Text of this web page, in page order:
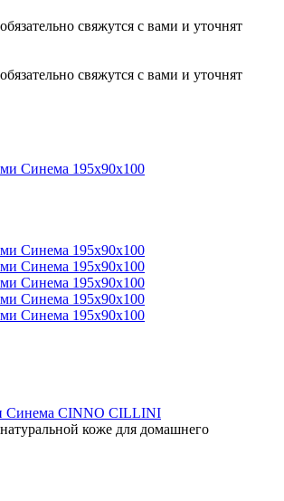
свяжутся с вами и уточнят
свяжутся с вами и уточнят
Синема CINNO CILLINI
коже для домашнего